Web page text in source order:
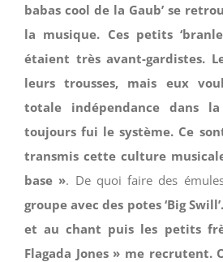
babas cool de la Gaub’ se
la musique. Ces petits
étaient très avant-gardistes.
leurs trousses, mais eux
totale indépendance dans
toujours fui le système. Ce
transmis cette culture
base ». De quoi faire des
groupe avec des potes ‘Big
et au chant puis les petits
Flagada Jones » me recrutent.